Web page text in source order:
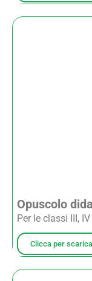
Opuscolo
Per le classi III,
Clicca per